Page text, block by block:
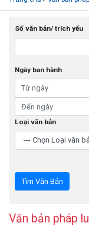
Số văn bản/ trích yếu
Ngày ban hành
Loại văn bản
Văn bản pháp